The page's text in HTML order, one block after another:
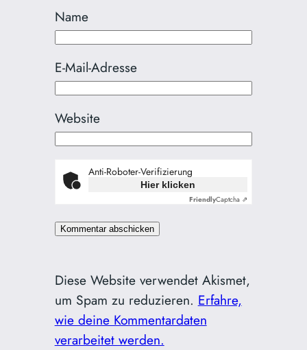
Name
E-Mail-Adresse
Website
Anti-Roboter-Verifizierung
Hier klicken
FriendlyCaptcha ⇗
Diese Website verwendet Akismet,
um Spam zu reduzieren. Erfahre,
wie deine Kommentardaten
verarbeitet werden.